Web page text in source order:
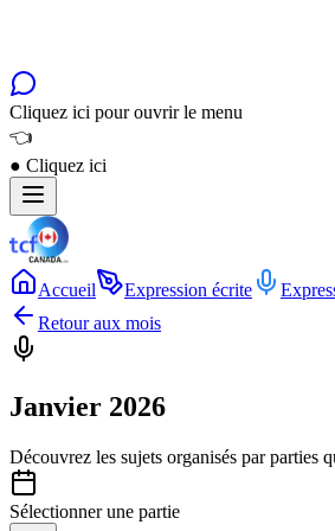
Cliquez ici pour ouvrir le menu
👈
● Cliquez ici
Accueil Expression écrite
Retour aux mois
Janvier 2026
Découvrez les sujets organisés par parties
Sélectionner une partie